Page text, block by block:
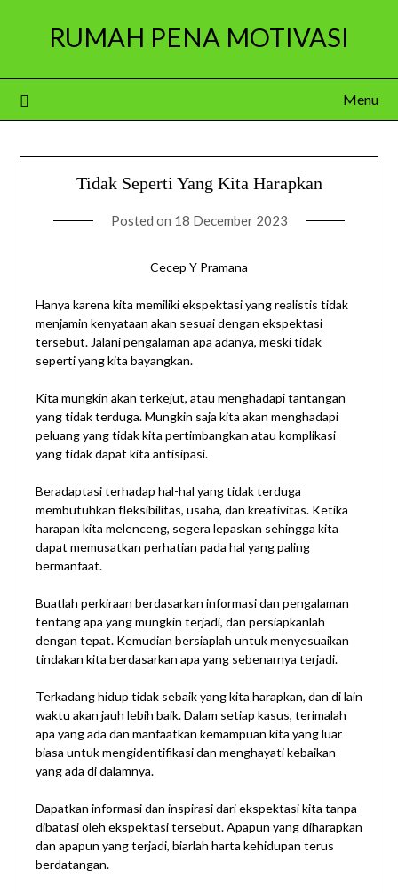
RUMAH PENA MOTIVASI
Menu
Tidak Seperti Yang Kita Harapkan
Posted on 18 December 2023
Cecep Y Pramana
Hanya karena kita memiliki ekspektasi yang realistis tidak
menjamin kenyataan akan sesuai dengan ekspektasi
tersebut. Jalani pengalaman apa adanya, meski tidak
seperti yang kita bayangkan.
Kita mungkin akan terkejut, atau menghadapi tantangan
yang tidak terduga. Mungkin saja kita akan menghadapi
peluang yang tidak kita pertimbangkan atau komplikasi
yang tidak dapat kita antisipasi.
Beradaptasi terhadap hal-hal yang tidak terduga
membutuhkan fleksibilitas, usaha, dan kreativitas. Ketika
harapan kita melenceng, segera lepaskan sehingga kita
dapat memusatkan perhatian pada hal yang paling
bermanfaat.
Buatlah perkiraan berdasarkan informasi dan pengalaman
tentang apa yang mungkin terjadi, dan persiapkanlah
dengan tepat. Kemudian bersiaplah untuk menyesuaikan
tindakan kita berdasarkan apa yang sebenarnya terjadi.
Terkadang hidup tidak sebaik yang kita harapkan, dan di lain
waktu akan jauh lebih baik. Dalam setiap kasus, terimalah
apa yang ada dan manfaatkan kemampuan kita yang luar
biasa untuk mengidentifikasi dan menghayati kebaikan
yang ada di dalamnya.
Dapatkan informasi dan inspirasi dari ekspektasi kita tanpa
dibatasi oleh ekspektasi tersebut. Apapun yang diharapkan
dan apapun yang terjadi, biarlah harta kehidupan terus
berdatangan.